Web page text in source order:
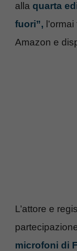
alla quarta
fuori”,
Amazon e
L’attore e
microfoni di